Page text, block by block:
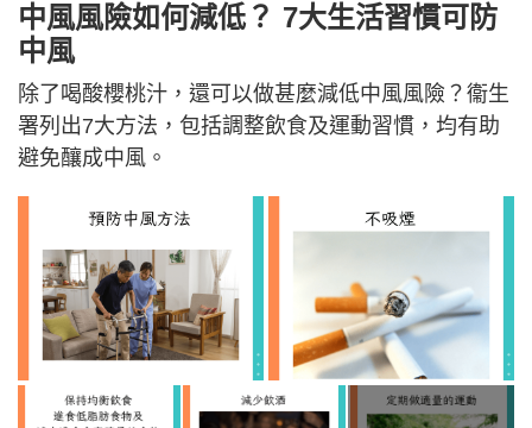
中風風險如何減低？ 7大生活習慣可防
中風
除了喝酸櫻桃汁，還可以做甚麼減低中風風險？衞生
署列出7大方法，包括調整飲食及運動習慣，均有助
避免釀成中風。